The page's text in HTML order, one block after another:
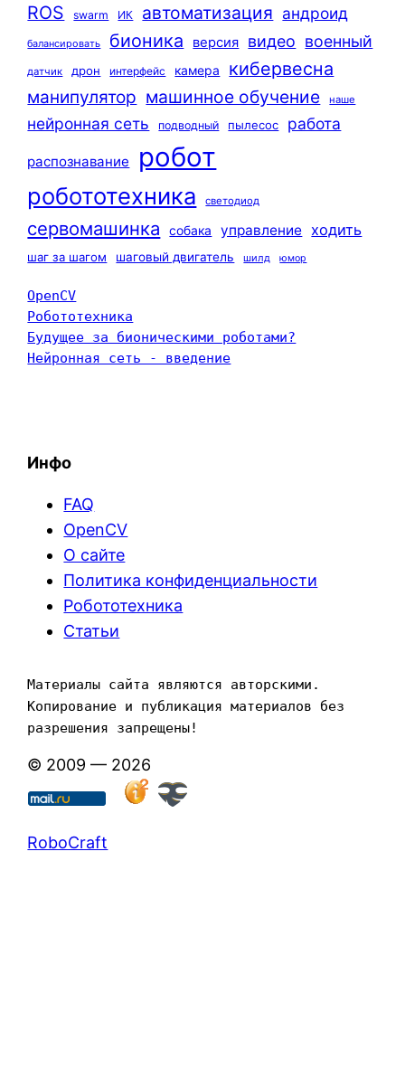
ROS swarm ИК автоматизация андроид
балансировать бионика версия видео военный
датчик дрон интерфейс камера кибервесна
манипулятор машинное обучение наше
нейронная сеть подводный пылесос работа
распознавание робот
робототехника светодиод
сервомашинка собака управление ходить
шаг за шагом шаговый двигатель шилд юмор
OpenCV
Робототехника
Будущее за бионическими роботами?
Нейронная сеть - введение
Инфо
FAQ
OpenCV
О сайте
Политика конфиденциальности
Робототехника
Статьи
Материалы сайта являются авторскими.
Копирование и публикация материалов без
разрешения запрещены!
© 2009 — 2026
RoboCraft